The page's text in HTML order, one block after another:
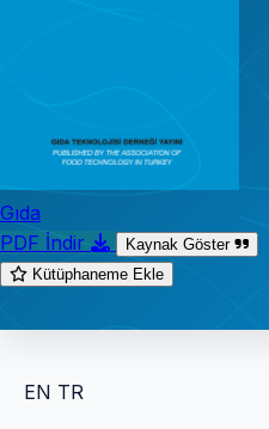
Gıda
PDF İndir
Kaynak Göster
Kütüphaneme Ekle
EN TR